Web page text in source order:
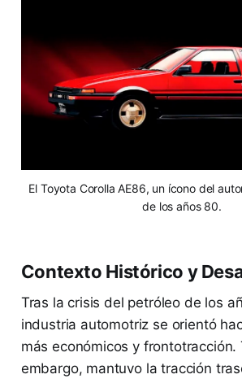
El Toyota Corolla AE86, un ícono del
de los años 80.
Contexto Histórico y
Tras la crisis del petróleo de los
industria automotriz se orientó
más económicos y frontotracción.
embargo, mantuvo la tracción